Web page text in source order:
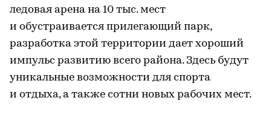
ледовая арена на 10 тыс. мест
и обустраивается прилегающий парк,
разработка этой территории дает хороший
импульс развитию всего района. Здесь будут
уникальные возможности для спорта
и отдыха, а также сотни новых рабочих мест.